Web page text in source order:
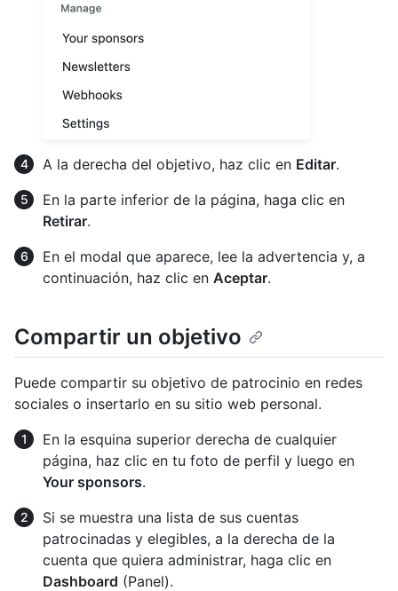
A la derecha del objetivo, haz clic en Editar.
En la parte inferior de la página, haga clic en
Retirar.
En el modal que aparece, lee la advertencia y, a
continuación, haz clic en Aceptar.
Compartir un objetivo
Puede compartir su objetivo de patrocinio en redes
sociales o insertarlo en su sitio web personal.
En la esquina superior derecha de cualquier
página, haz clic en tu foto de perfil y luego en
Your sponsors.
Si se muestra una lista de sus cuentas
patrocinadas y elegibles, a la derecha de la
cuenta que quiera administrar, haga clic en
Dashboard (Panel).